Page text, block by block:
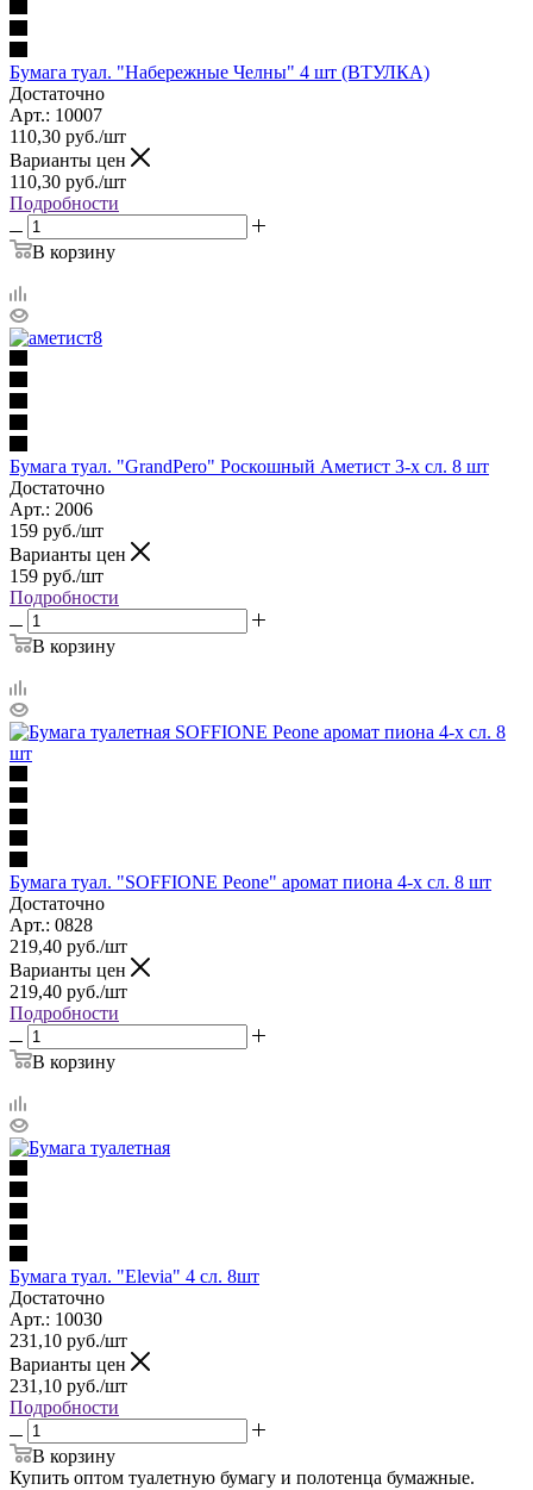
Бумага туал. "Набережные Челны" 4 шт (ВТУЛКА)
Достаточно
Арт.: 10007
110,30 руб./шт
Варианты цен
110,30 руб./шт
Подробности
В корзину
Бумага туал. "GrandPero" Роскошный Аметист 3-х сл. 8 шт
Достаточно
Арт.: 2006
159 руб./шт
Варианты цен
159 руб./шт
Подробности
В корзину
Бумага туал. "SOFFIONE Peone" аромат пиона 4-х сл. 8 шт
Достаточно
Арт.: 0828
219,40 руб./шт
Варианты цен
219,40 руб./шт
Подробности
В корзину
Бумага туал. "Elevia" 4 сл. 8шт
Достаточно
Арт.: 10030
231,10 руб./шт
Варианты цен
231,10 руб./шт
Подробности
В корзину
Купить оптом туалетную бумагу и полотенца бумажные.